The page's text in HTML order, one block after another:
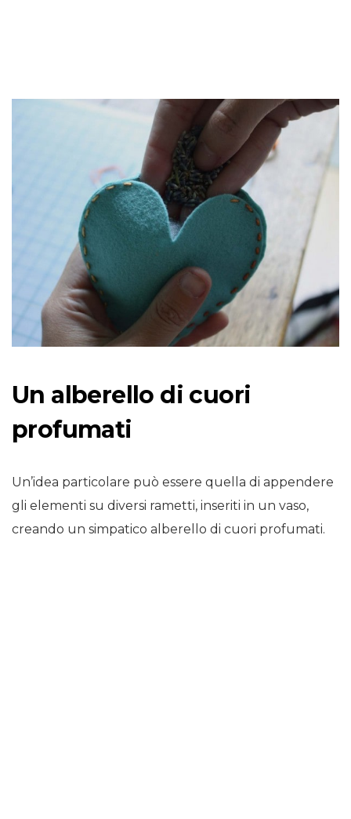
Un alberello di cuori
profumati
Un’idea particolare può essere quella di appendere
gli elementi su diversi rametti, inseriti in un vaso,
creando un simpatico alberello di cuori profumati.